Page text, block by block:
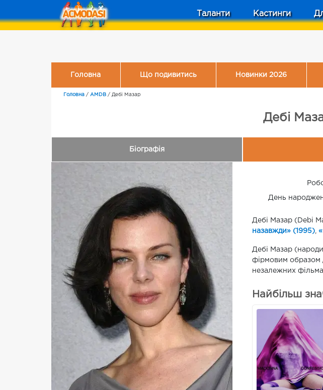
Таланти Кастинги
Головна Що подивитись Новинки 2026
Головна / AMDB / Дебі Мазар
Дебі
Біографія
День
Дебі Мазар (Debi
назавжди» (1995)
Дебі Мазар
фірмовим образом
незалежних
Найбільш